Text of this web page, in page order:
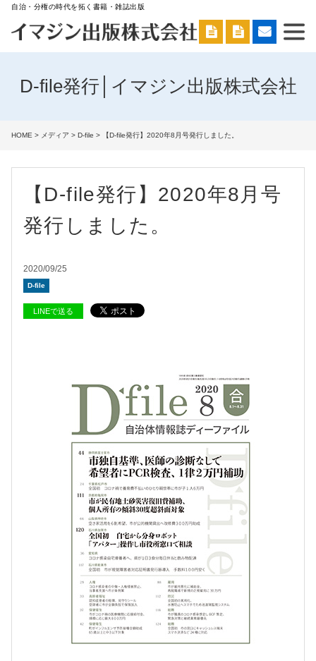
自治・分権の時代を拓く書籍・雑誌出版
D-file発行│イマジン出版株式会社
HOME > メディア > D-file > 【D-file発行】2020年8月号発行しました。
【D-file発行】2020年8月号
発行しました。
2020/09/25
D-file
LINEで送る